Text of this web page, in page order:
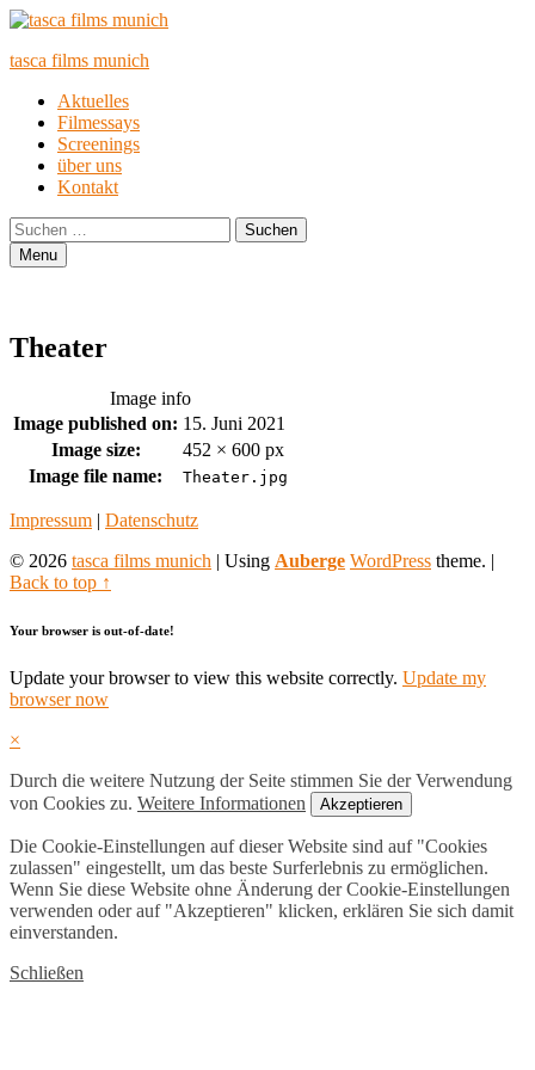
tasca films munich
Primary
Menu
Aktuelles
Filmessays
Screenings
über uns
Kontakt
Search
Suchen
nach:
Menu
Theater
Image info
Image published on: 15. Juni 2021
Image size:
452 × 600 px
Image file name:
Theater.jpg
Footer
sidebar
Impressum | Datenschutz
© 2026 tasca films munich | Using Auberge WordPress theme. |
Back to top ↑
Your browser is out-of-date!
Update your browser to view this website correctly. Update my
browser now
×
Durch die weitere Nutzung der Seite stimmen Sie der Verwendung
von Cookies zu. Weitere Informationen Akzeptieren
Die Cookie-Einstellungen auf dieser Website sind auf "Cookies
zulassen" eingestellt, um das beste Surferlebnis zu ermöglichen.
Wenn Sie diese Website ohne Änderung der Cookie-Einstellungen
verwenden oder auf "Akzeptieren" klicken, erklären Sie sich damit
einverstanden.
Schließen